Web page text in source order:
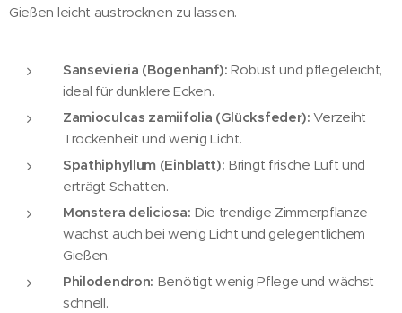
Gießen leicht austrocknen zu lassen.
Sansevieria (Bogenhanf): Robust und pflegeleicht,
ideal für dunklere Ecken.
Zamioculcas zamiifolia (Glücksfeder): Verzeiht
Trockenheit und wenig Licht.
Spathiphyllum (Einblatt): Bringt frische Luft und
erträgt Schatten.
Monstera deliciosa: Die trendige Zimmerpflanze
wächst auch bei wenig Licht und gelegentlichem
Gießen.
Philodendron: Benötigt wenig Pflege und wächst
schnell.